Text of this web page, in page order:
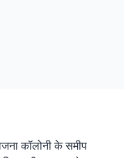
कॉलोनी के समीप